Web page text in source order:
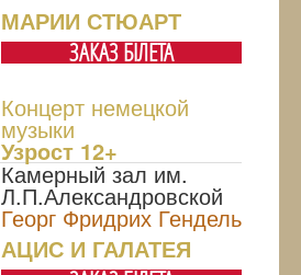
МАРИИ СТЮАРТ
ЗАКАЗ БIЛЕТА
Концерт немецкой
музыки
Узрoст 12+
Камерный зал им.
Л.П.Александровской
Георг Фридрих Гендель
АЦИС И ГАЛАТЕЯ